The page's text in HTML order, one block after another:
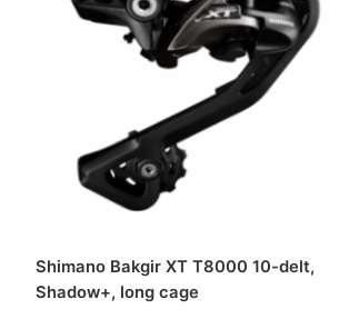
Shimano Bakgir XT T8000 10-delt,
Shadow+, long cage